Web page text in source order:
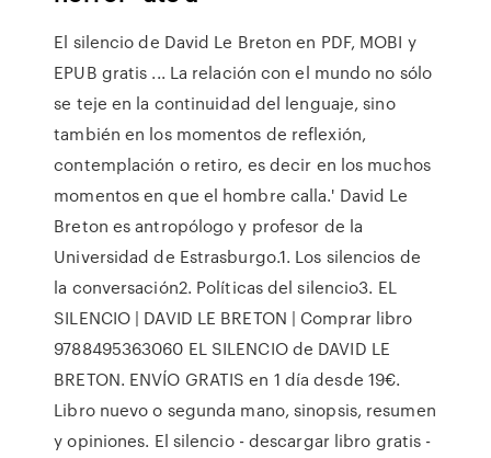
El silencio de David Le Breton en PDF, MOBI y
EPUB gratis ... La relación con el mundo no sólo
se teje en la continuidad del lenguaje, sino
también en los momentos de reflexión,
contemplación o retiro, es decir en los muchos
momentos en que el hombre calla.' David Le
Breton es antropólogo y profesor de la
Universidad de Estrasburgo.1. Los silencios de
la conversación2. Políticas del silencio3. EL
SILENCIO | DAVID LE BRETON | Comprar libro
9788495363060 EL SILENCIO de DAVID LE
BRETON. ENVÍO GRATIS en 1 día desde 19€.
Libro nuevo o segunda mano, sinopsis, resumen
y opiniones. El silencio - descargar libro gratis -